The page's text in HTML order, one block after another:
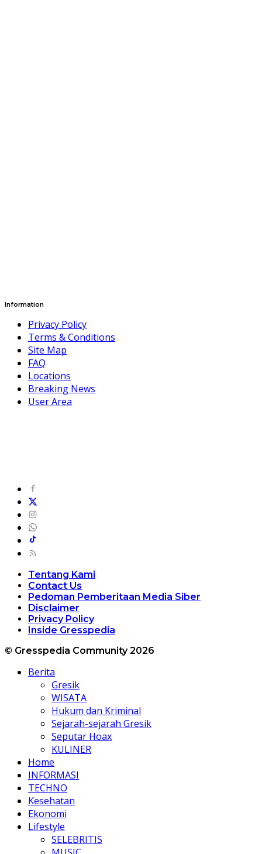
Information
Privacy Policy
Terms & Conditions
Site Map
FAQ
Locations
Breaking News
User Area
Tentang Kami
Contact Us
Pedoman Pemberitaan Media Siber
Disclaimer
Privacy Policy
Inside Gresspedia
© Gresspedia Community 2026
Berita
Gresik
WISATA
Hukum dan Kriminal
Sejarah-sejarah Gresik
Seputar Hoax
KULINER
Home
INFORMASI
TECHNO
Kesehatan
Ekonomi
Lifestyle
SELEBRITIS